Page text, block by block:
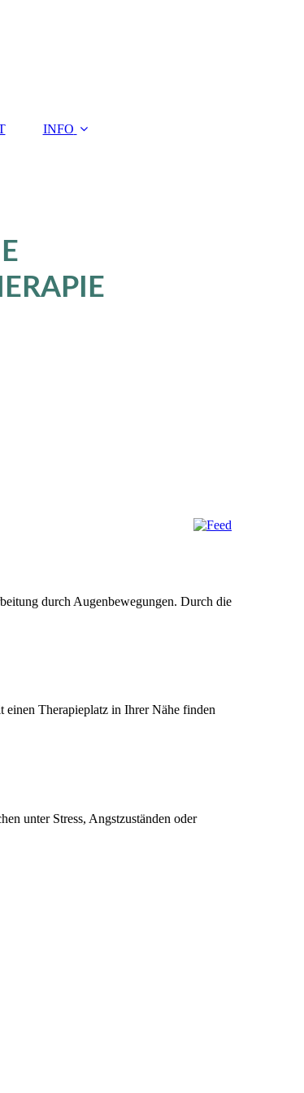
INFO
durch Augenbewegungen. Durch die
einen Therapieplatz in Ihrer Nähe finden
unter Stress, Angstzuständen oder